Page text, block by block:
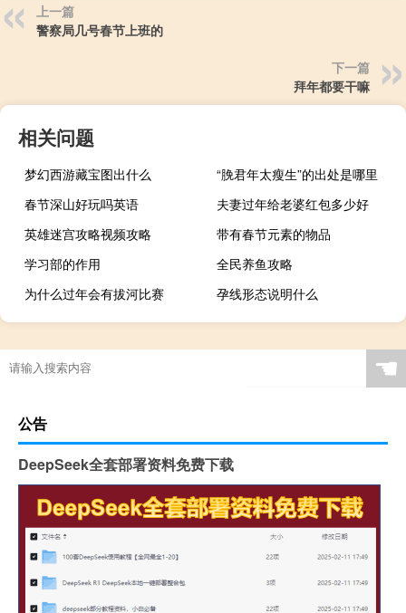
上一篇
警察局几号春节上班的
下一篇
拜年都要干嘛
相关问题
梦幻西游藏宝图出什么
“脕君年太瘦生”的出处是哪里
春节深山好玩吗英语
夫妻过年给老婆红包多少好
英雄迷宫攻略视频攻略
带有春节元素的物品
学习部的作用
全民养鱼攻略
为什么过年会有拔河比赛
孕线形态说明什么
☚
公告
DeepSeek全套部署资料免费下载